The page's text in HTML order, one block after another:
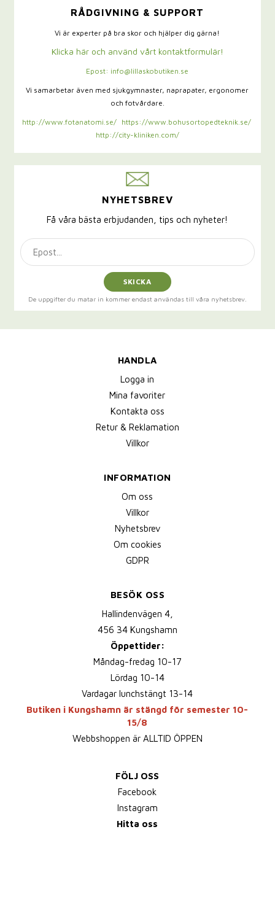
RÅDGIVNING & SUPPORT
Vi är experter på bra skor och hjälper dig gärna!
Klicka här och använd vårt kontaktformulär!
Epost: info@lillaskobutiken.se
Vi samarbetar även med sjukgymnaster, naprapater, ergonomer
och fotvårdare.
http://www.fotanatomi.se/
https://www.bohusortopedteknik.se/
http://city-kliniken.com/
NYHETSBREV
Få våra bästa erbjudanden, tips och nyheter!
SKICKA
De uppgifter du matar in kommer endast användas till våra nyhetsbrev.
HANDLA
Logga in
Mina favoriter
Kontakta oss
Retur & Reklamation
Villkor
INFORMATION
Om oss
Villkor
Nyhetsbrev
Om cookies
GDPR
BESÖK OSS
Hallindenvägen 4,
456 34 Kungshamn
Öppettider:
Måndag-fredag 10-17
Lördag 10-14
Vardagar lunchstängt 13-14
Butiken i Kungshamn är stängd för semester 10-
15/8
Webbshoppen är ALLTID ÖPPEN
FÖLJ OSS
Facebook
Instagram
Hitta oss